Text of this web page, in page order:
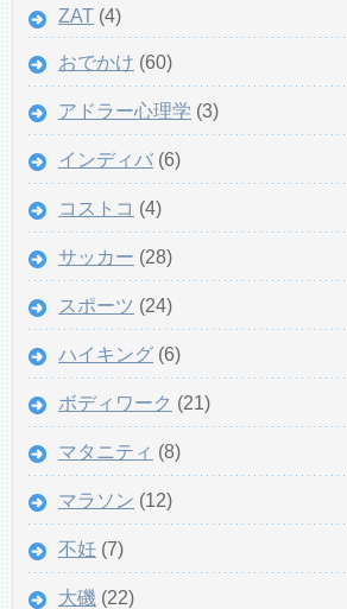
ZAT (4)
おでかけ (60)
アドラー心理学 (3)
インディバ (6)
コストコ (4)
サッカー (28)
スポーツ (24)
ハイキング (6)
ボディワーク (21)
マタニティ (8)
マラソン (12)
不妊 (7)
大磯 (22)